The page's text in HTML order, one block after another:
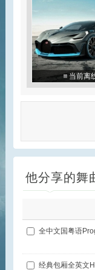
当前离
他分享的舞
全中文国粤语
经典包厢全英文